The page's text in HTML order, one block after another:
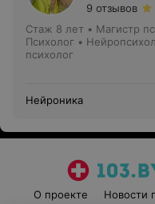
9 отзывов
Стаж 8 лет • Магистр
Психолог •
психолог
Нейроника
О проекте Новости